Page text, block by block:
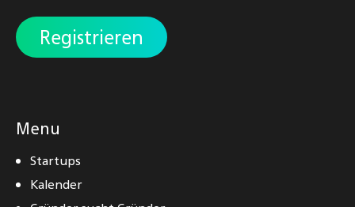
Registrieren
Menu
Startups
Kalender